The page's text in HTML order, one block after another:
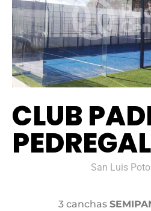
CLUB
PEDREGAL
San Luis
3 canchas